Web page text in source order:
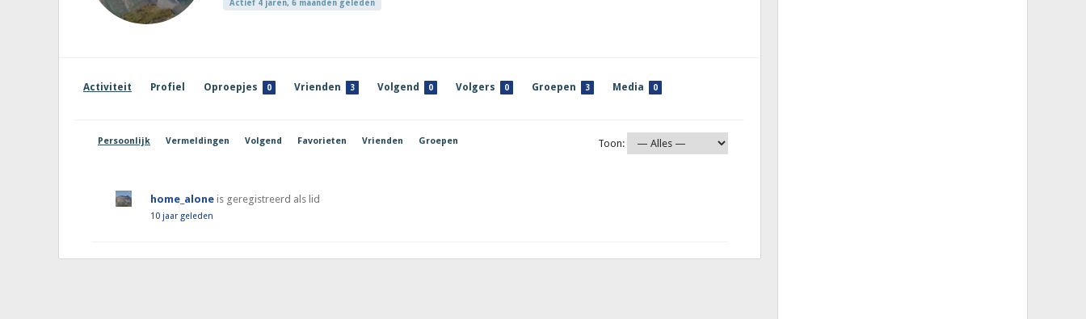
Actief 4 jaren, 6 maanden geleden
Activiteit Profiel Oproepjes 0 Vrienden 3 Volgend 0 Volgers 0 Groepen 3 Media 0
Persoonlijk Vermeldingen Volgend Favorieten Vrienden Groepen Toon:
home_alone is geregistreerd als lid
10 jaar geleden